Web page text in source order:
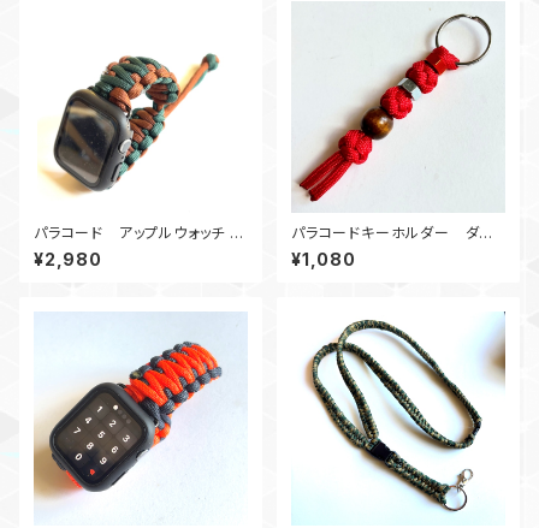
パラコード アップルウォッチ バ
ンド44_KC_GR
¥2,980
パラコードキーホルダー ダイ
ヤモンド_ウッドビーズ_Rナット_
赤
¥1,080